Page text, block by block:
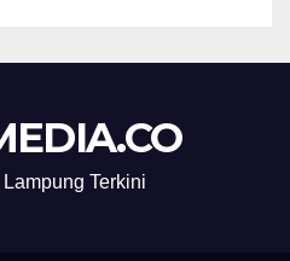
Terkini